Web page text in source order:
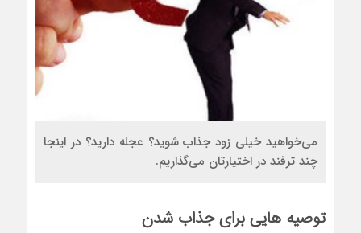
می‌‌خواهید خیلی زود جذاب شوید؟ عجله دارید؟ در اینجا
چند ترفند در اختیارتان می‌گذاریم.
توصیه هایی برای جذاب شدن